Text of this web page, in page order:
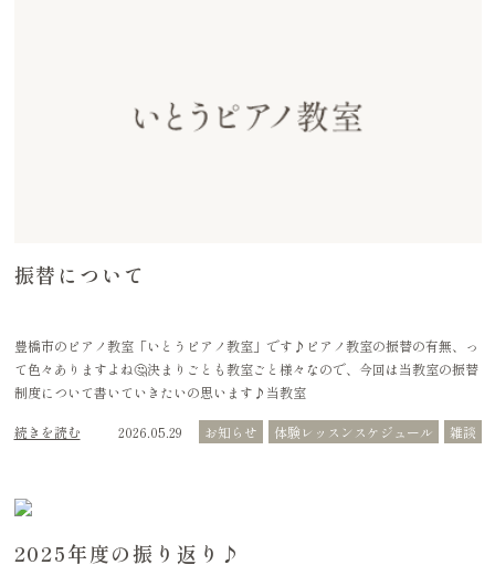
振替について
豊橋市のピアノ教室「いとうピアノ教室」です♪ピアノ教室の振替の有無、っ
て色々ありますよね🤔決まりごとも教室ごと様々なので、今回は当教室の振替
制度について書いていきたいの思います♪当教室
続きを読む 2026.05.29 お知らせ 体験レッスンスケジュール 雑談
2025年度の振り返り♪